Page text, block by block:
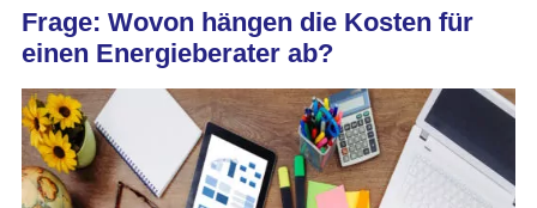
Frage: Wovon hängen die Kosten für
einen Energieberater ab?